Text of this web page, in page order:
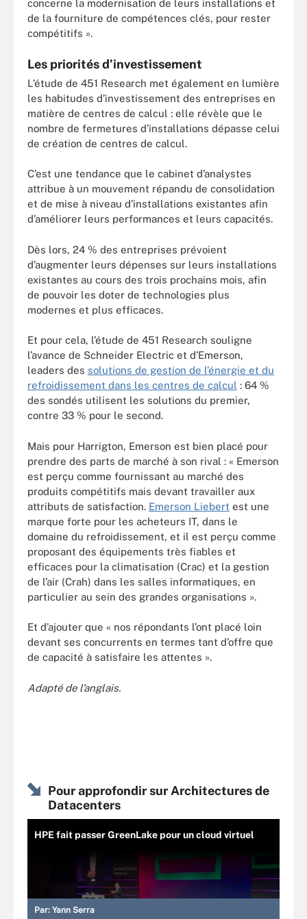
concerne la modernisation de leurs installations et
de la fourniture de compétences clés, pour rester
compétitifs ».
Les priorités d’investissement
L’étude de 451 Research met également en lumière
les habitudes d’investissement des entreprises en
matière de centres de calcul : elle révèle que le
nombre de fermetures d’installations dépasse celui
de création de centres de calcul.
C’est une tendance que le cabinet d’analystes
attribue à un mouvement répandu de consolidation
et de mise à niveau d’installations existantes afin
d’améliorer leurs performances et leurs capacités.
Dès lors, 24 % des entreprises prévoient
d’augmenter leurs dépenses sur leurs installations
existantes au cours des trois prochains mois, afin
de pouvoir les doter de technologies plus
modernes et plus efficaces.
Et pour cela, l’étude de 451 Research souligne
l’avance de Schneider Electric et d’Emerson,
leaders des solutions de gestion de l’énergie et du
refroidissement dans les centres de calcul : 64 %
des sondés utilisent les solutions du premier,
contre 33 % pour le second.
Mais pour Harrigton, Emerson est bien placé pour
prendre des parts de marché à son rival : « Emerson
est perçu comme fournissant au marché des
produits compétitifs mais devant travailler aux
attributs de satisfaction. Emerson Liebert est une
marque forte pour les acheteurs IT, dans le
domaine du refroidissement, et il est perçu comme
proposant des équipements très fiables et
efficaces pour la climatisation (Crac) et la gestion
de l’air (Crah) dans les salles informatiques, en
particulier au sein des grandes organisations ».
Et d’ajouter que « nos répondants l’ont placé loin
devant ses concurrents en termes tant d’offre que
de capacité à satisfaire les attentes ».
Adapté de l’anglais.
Pour approfondir sur Architectures de
Datacenters
HPE fait passer GreenLake pour un cloud virtuel
Par: Yann Serra